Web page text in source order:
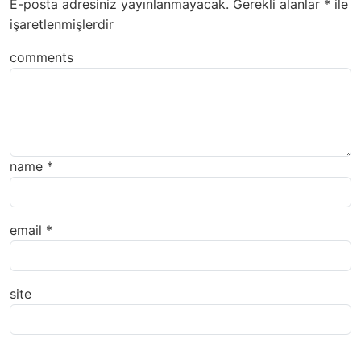
E-posta adresiniz yayınlanmayacak. Gerekli alanlar * ile
işaretlenmişlerdir
comments
name *
email *
site